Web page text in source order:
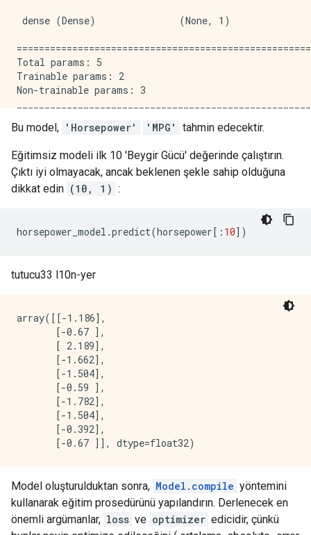
dense (Dense)               (None, 1)
Total params: 5
Trainable params: 2
Non-trainable params: 3
Bu model, 'Horsepower' 'MPG' tahmin edecektir.
Eğitimsiz modeli ilk 10 'Beygir Gücü' değerinde çalıştırın.
Çıktı iyi olmayacak, ancak beklenen şekle sahip olduğuna
dikkat edin (10, 1) :
horsepower_model .predict(horsepower[: 10])
tutucu33 l10n-yer
array([[-1.186],
       [-0.67 ],
       [ 2.189],
       [-1.662],
       [-1.504],
       [-0.59 ],
       [-1.782],
       [-1.504],
       [-0.392],
Model oluşturulduktan sonra, Model.compile yöntemini
kullanarak eğitim prosedürünü yapılandırın. Derlenecek en
önemli argümanlar, loss ve optimizer edicidir, çünkü